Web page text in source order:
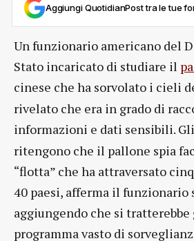
Aggiungi QuotidianPost tra le tue
Un funzionario americano del
Stato incaricato di studiare il
cinese che ha sorvolato i cieli
rivelato che era in grado di
informazioni e dati sensibili. Gli
ritengono che il pallone spia
“flotta” che ha attraversato
40 paesi, afferma il funzionario
aggiungendo che si
programma vasto di